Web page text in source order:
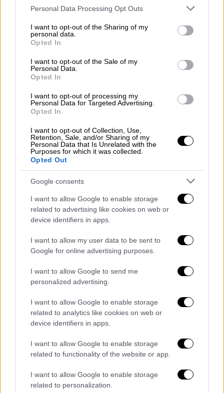
Please note that this website/app uses one or more Google
not limited to your visit or usage behaviour. You may click to
grant or deny consent to Google and its third-party tags to
use your data for below specified purposes in below Google
consent section.
Personal Data Processing Opt Outs
I want to opt-out of the Sharing of my
personal data.
Opted In
I want to opt-out of the Sale of my
Personal Data.
Opted In
I want to opt-out of processing my
Personal Data for Targeted Advertising.
Opted In
I want to opt-out of Collection, Use,
Retention, Sale, and/or Sharing of my
Personal Data that Is Unrelated with the
Purposes for which it was collected.
Opted Out
Google consents
I want to allow Google to enable storage
related to advertising like cookies on web or
device identifiers in apps.
I want to allow my user data to be sent to
Google for online advertising purposes.
I want to allow Google to send me
personalized advertising.
I want to allow Google to enable storage
related to analytics like cookies on web or
device identifiers in apps.
I want to allow Google to enable storage
related to functionality of the website or app.
I want to allow Google to enable storage
related to personalization.
Σε επαγρύπνηση τα συστήματα υγείας
Ευλογιά αιγοπροβάτων: Καταγγελίες για
παράνομο εμβολιασμό με εισαγώμενα
Στον εισαγγελέα ο φάκελος με τις
εμβολίων κατά της ευλογιάς